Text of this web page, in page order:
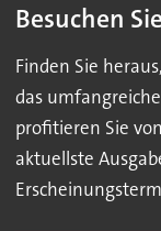
Besuchen
Finden Sie
das
profitieren Sie
aktuellste